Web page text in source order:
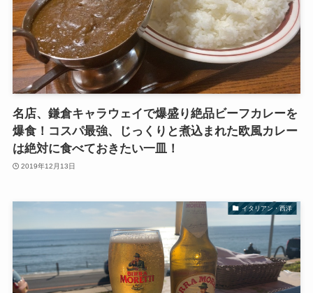
名店、鎌倉キャラウェイで爆盛り絶品ビーフカレーを
爆食！コスパ最強、じっくりと煮込まれた欧風カレー
は絶対に食べておきたい一皿！
2019年12月13日
イタリアン・西洋